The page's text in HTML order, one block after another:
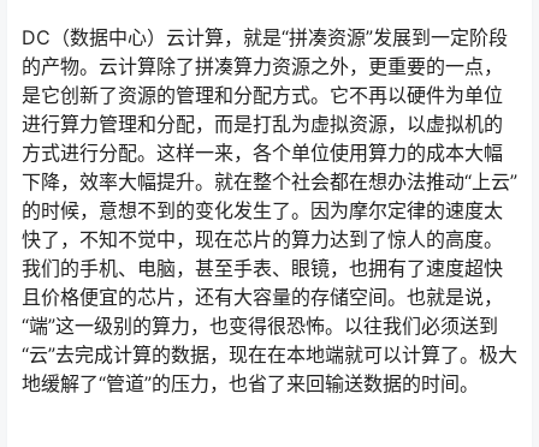
DC（数据中心）云计算，就是“拼凑资源”发展到一定阶段
的产物。云计算除了拼凑算力资源之外，更重要的一点，
是它创新了资源的管理和分配方式。它不再以硬件为单位
进行算力管理和分配，而是打乱为虚拟资源，以虚拟机的
方式进行分配。这样一来，各个单位使用算力的成本大幅
下降，效率大幅提升。就在整个社会都在想办法推动“上云”
的时候，意想不到的变化发生了。因为摩尔定律的速度太
快了，不知不觉中，现在芯片的算力达到了惊人的高度。
我们的手机、电脑，甚至手表、眼镜，也拥有了速度超快
且价格便宜的芯片，还有大容量的存储空间。也就是说，
“端”这一级别的算力，也变得很恐怖。以往我们必须送到
“云”去完成计算的数据，现在在本地端就可以计算了。极大
地缓解了“管道”的压力，也省了来回输送数据的时间。